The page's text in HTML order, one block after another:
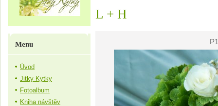
L + H
Menu
Úvod
Jitky Kytky
Fotoalbum
Kniha návštěv